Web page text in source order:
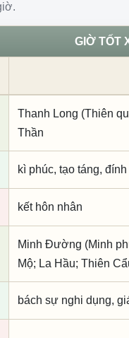
GIỜ TỐT
Thanh Long (Thiên
Thần
kì phúc, tạo táng, đính
kết hôn nhân
Minh Đường (Minh
Mộ; La Hầu; Thiên
bách sự nghi dụng,